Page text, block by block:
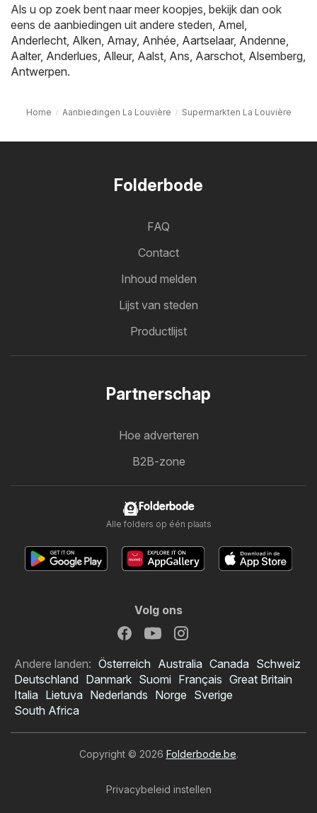
Als u op zoek bent naar meer koopjes, bekijk dan ook
eens de aanbiedingen uit andere steden, Amel
Anderlecht Alken Amay, Anhée Aartselaar, Andenne
Aalter, Anderlues Alleur, Aalst Ans Aarschot Alsemberg
Antwerpen.
Home Aanbiedingen La Louvière Supermarkten La Louvière
Folderbode
FAQ
Contact
Inhoud melden
Lijst van steden
Productlijst
Partnerschap
Hoe adverteren
B2B-zone
Folderbode
Alle folders op één plaats
Volg ons
Andere landen: Österreich Australia Canada Schweiz
Deutschland Danmark Suomi Français Great Britain
Italia Lietuva Nederlands Norge Sverige
South Africa
Copyright © 2026 Folderbode.be.
Privacybeleid instellen